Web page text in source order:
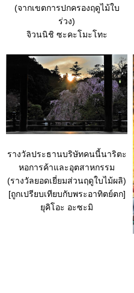
(จากเขตการปกครองฤดูไม้ใบ
ร่วง)
จิวนนิชิ ซะคะโมะโทะ
รางวัลประธานบริษัทคนนี้นาริตะ
หอการค้าและอุตสาหกรรม
(รางวัลยอดเยี่ยมส่วนฤดูใบไม้ผลิ)
[ถูกเปรียบเทียบกับพระอาทิตย์ตก]
ยุคิโอะ อะซะมิ